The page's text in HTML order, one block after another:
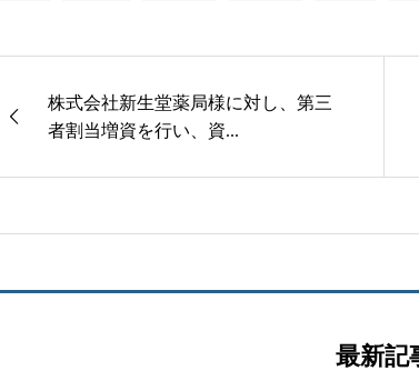
株式会社新生堂薬局様に対し、第三
者割当増資を行い、資...
最新記